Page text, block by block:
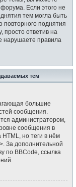
Если этого не
тем могла быть
повторного поднятия
ответив на
нарушаете правила
тем
большие
сообщения.
администратором,
сообщения в
но теги в нём
За дополнительной
по BBCode, ссылка